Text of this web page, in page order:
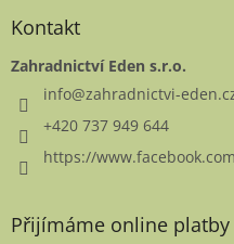
Kontakt
Zahradnictví Eden s.r.o.
info@zahradnictvi-
+420 737 949 644
https://
Přijímáme online platby